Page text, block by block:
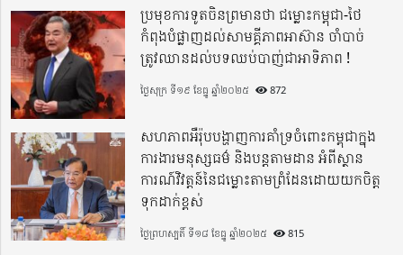
ប្រមុខការទូតចិនព្រមានថា ជម្លោះកម្ពុជា-ថៃ
កំពុងបំផ្លាញដល់សាមគ្គីភាពអាស៊ាន ចាំបាច់
ត្រូវឈានដល់បទឈប់បាញ់ជាអាទិភាព !
ថ្ងៃសុក្រ ទី១៩ ខែធ្នូ ឆ្នាំ២០២៥ 872
សហភាពអឺរ៉ុបបង្ហាញការគាំទ្រចំពោះកម្ពុជាក្នុង
ការងារមនុស្សធម៌ និងបន្តតាមដាន អំពីស្ថាន
ការណ៍វិវត្តន៍នៃជម្លោះតាមព្រំដែនដោយយកចិត្ត
ទុកដាក់ខ្ពស់
ថ្ងៃព្រហស្បតិ៍ ទី១៨ ខែធ្នូ ឆ្នាំ២០២៥ 815